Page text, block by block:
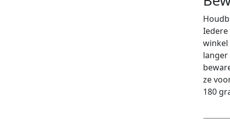
winkel
langer
ze
180